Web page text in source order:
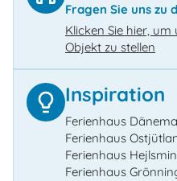
Fragen Sie uns
Klicken Sie hier,
Objekt zu stellen
Inspiration
Ferienhaus
Ferienhaus
Ferienhaus
Ferienhaus